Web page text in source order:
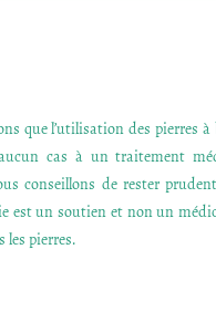
que l’utilisation des pierres
cas à un traitement
conseillons de rester
est un soutien et non un
pierres.